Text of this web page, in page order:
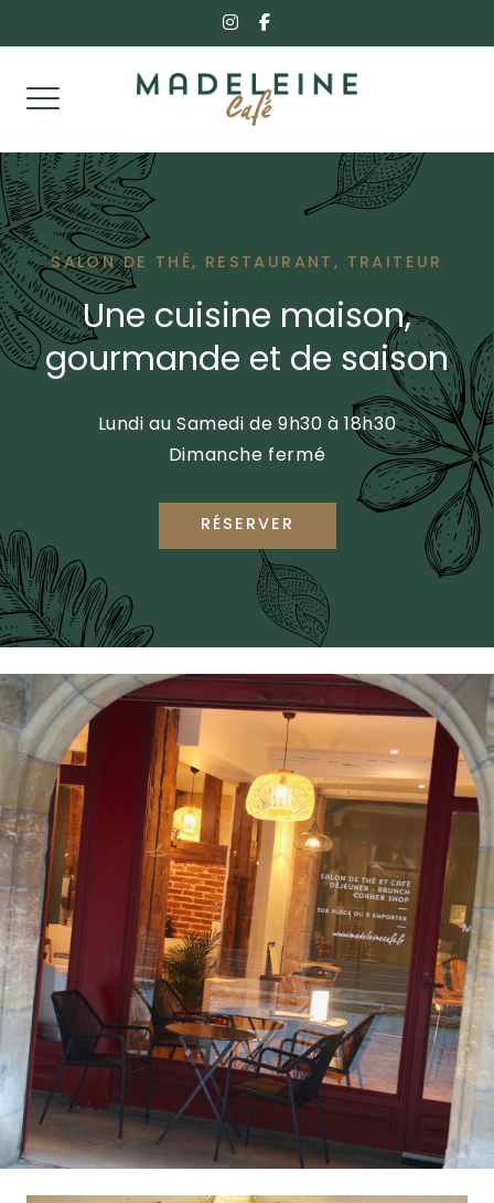
to
instagram
facebook-
SALON DE THÉ, RESTAURANT, TRAITEUR
Une cuisine maison,
gourmande et de saison
Lundi au Samedi de 9h30 à 18h30
Dimanche fermé
RÉSERVER